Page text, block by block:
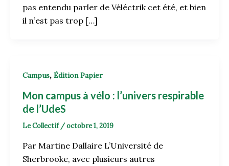
pas entendu parler de Véléctrik cet été, et bien
il n’est pas trop […]
Campus, Édition Papier
Mon campus à vélo : l’univers respirable
de l’UdeS
Le Collectif /octobre 1, 2019
Par Martine Dallaire L’Université de
Sherbrooke, avec plusieurs autres